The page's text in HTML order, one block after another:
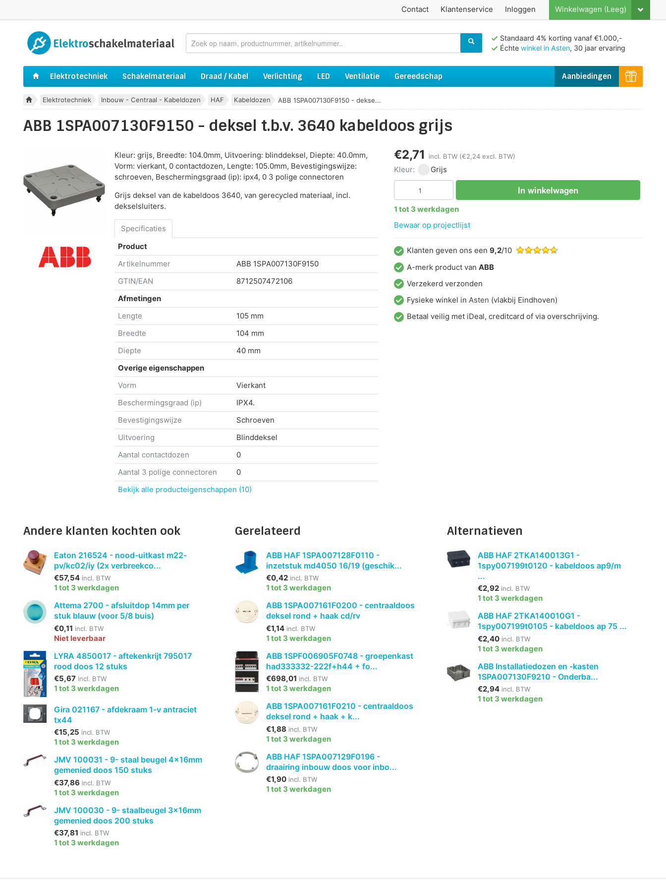
Winkelwagen (Leeg)
Inloggen
Klantenservice
Contact
Standaard 4% korting vanaf €1.000,-
Échte winkel in Asten, 30 jaar ervaring
Elektrotechniek Schakelmateriaal Draad / Kabel Verlichting LED Aanbiedingen
Ventilatie Gereedschap
Elektrotechniek Inbouw - Centraal - Kabeldozen HAF Kabeldozen ABB 1SPA007130F9150 - dekse...
ABB 1SPA007130F9150 - deksel t.b.v. 3640 kabeldoos grijs
Kleur: grijs, Breedte: 104.0mm, Uitvoering: blinddeksel, Diepte: 40.0mm,
Vorm: vierkant, 0 contactdozen, Lengte: 105.0mm, Bevestigingswijze:
schroeven, Beschermingsgraad (ip): ipx4, 0 3 polige connectoren
Grijs deksel van de kabeldoos 3640, van gerecycled materiaal, incl.
dekselsluiters.
Specificaties
Product
Artikelnummer
ABB 1SPA007130F9150
GTIN/EAN
8712507472106
Afmetingen
Lengte
105 mm
Breedte
104 mm
Diepte
40 mm
Overige eigenschappen
Vorm
Vierkant
Beschermingsgraad (ip)
IPX4.
Bevestigingswijze
Schroeven
Uitvoering
Blinddeksel
Aantal contactdozen
0
Aantal 3 polige connectoren
0
Bekijk alle producteigenschappen (10)
€2,71 incl. BTW (€2,24 excl. BTW)
Kleur: Grijs
In winkelwagen
1 tot 3 werkdagen
Bewaar op projectlijst
Klanten geven ons een 9,2/10
A-merk product van ABB
Verzekerd verzonden
Fysieke winkel in Asten (vlakbij Eindhoven)
Betaal veilig met iDeal, creditcard of via overschrijving.
Andere klanten kochten ook
Eaton 216524 - nood-uitkast m22-
pv/kc02/iy (2x verbreekco...
€57,54 incl. BTW
1 tot 3 werkdagen
Attema 2700 - afsluitdop 14mm per
stuk blauw (voor 5/8 buis)
€0,11 incl. BTW
Niet leverbaar
LYRA 4850017 - aftekenkrijt 795017
rood doos 12 stuks
€5,67 incl. BTW
1 tot 3 werkdagen
Gira 021167 - afdekraam 1-v antraciet
tx44
€15,25 incl. BTW
1 tot 3 werkdagen
JMV 100031 - 9- staal beugel 4x16mm
gemenied doos 150 stuks
€37,86 incl. BTW
1 tot 3 werkdagen
JMV 100030 - 9- staalbeugel 3x16mm
gemenied doos 200 stuks
€37,81 incl. BTW
1 tot 3 werkdagen
Gerelateerd
ABB HAF 1SPA007128F0110 -
inzetstuk md4050 16/19 (geschik...
€0,42 incl. BTW
1 tot 3 werkdagen
ABB 1SPA007161F0200 - centraaldoos
deksel rond + haak cd/rv
€1,14 incl. BTW
1 tot 3 werkdagen
ABB 1SPF006905F0748 - groepenkast
had333332-222f+h44 + fo...
€698,01 incl. BTW
1 tot 3 werkdagen
ABB 1SPA007161F0210 - centraaldoos
deksel rond + haak + k...
€1,88 incl. BTW
1 tot 3 werkdagen
ABB HAF 1SPA007129F0196 -
draairing inbouw doos voor inbo...
€1,90 incl. BTW
1 tot 3 werkdagen
Alternatieven
ABB HAF 2TKA140013G1 -
1spy007199t0120 - kabeldoos ap9/m
...
€2,92 incl. BTW
1 tot 3 werkdagen
ABB HAF 2TKA140010G1 -
1spy007199t0105 - kabeldoos ap 75 ...
€2,40 incl. BTW
1 tot 3 werkdagen
ABB Installatiedozen en -kasten
1SPA007130F9210 - Onderba...
€2,94 incl. BTW
1 tot 3 werkdagen